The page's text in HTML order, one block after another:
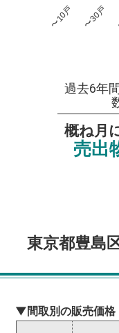
〜10戸 〜30戸
過去6年
概ね月
売出
東京都豊島
▼間取別の販売価格